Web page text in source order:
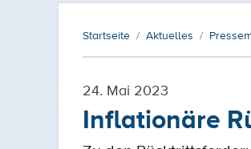
Startseite Aktuelles
24. Mai 2023
Inflationäre